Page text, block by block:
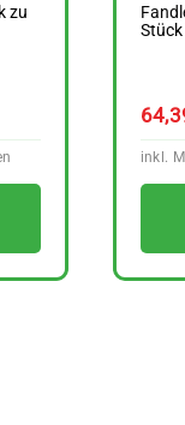
zu
Stück